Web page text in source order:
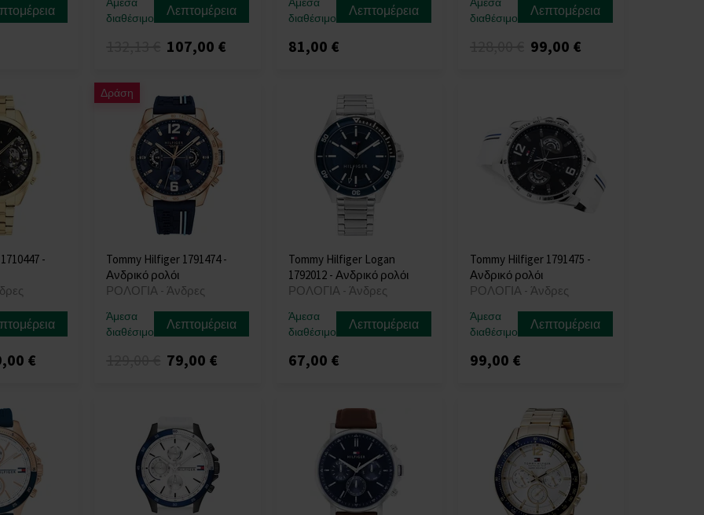
διαθέσιμο
Λεπτομέρεια
107,00 €
διαθέσιμο
Λεπτομέρεια
81,00 €
διαθέσιμο
Λεπτομέρεια
99,00 €
-
€
Δράση
Tommy Hilfiger 1791474 -
Ανδρικό ρολόι
ΡΟΛΟΓΙΑ - Άνδρες
Άμεσα
διαθέσιμο
Λεπτομέρεια
79,00 €
Tommy Hilfiger Logan
1792012 - Ανδρικό ρολόι
ΡΟΛΟΓΙΑ - Άνδρες
Άμεσα
διαθέσιμο
Λεπτομέρεια
67,00 €
Tommy Hilfiger 1791475 -
Ανδρικό ρολόι
ΡΟΛΟΓΙΑ - Άνδρες
Άμεσα
διαθέσιμο
Λεπτομέρεια
99,00 €